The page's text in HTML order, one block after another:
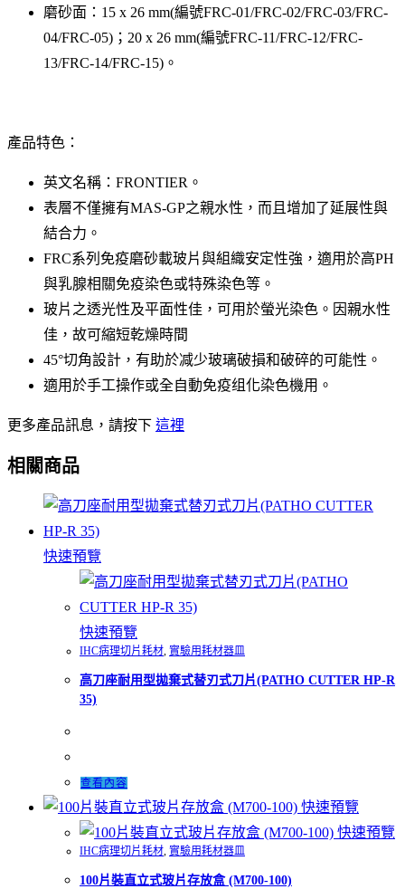
磨砂面：15 x 26 mm(編號FRC-01/FRC-02/FRC-03/FRC-
04/FRC-05)；20 x 26 mm(編號FRC-11/FRC-12/FRC-
13/FRC-14/FRC-15)。
產品特色：
英文名稱：FRONTIER。
表層不僅擁有MAS-GP之親水性，而且增加了延展性與
結合力。
FRC系列免疫磨砂載玻片與組織安定性強，適用於高PH
與乳腺相關免疫染色或特殊染色等。
玻片之透光性及平面性佳，可用於螢光染色。因親水性
佳，故可縮短乾燥時間
45°切角設計，有助於减少玻璃破損和破碎的可能性。
適用於手工操作或全自動免疫组化染色機用。
更多產品訊息，請按下 這裡
相關商品
快速預覽
快速預覽
IHC病理切片耗材, 實驗用耗材器皿
高刀座耐用型拋棄式替刃式刀片(PATHO CUTTER HP-R
35)
查看內容
快速預覽
快速預覽
IHC病理切片耗材, 實驗用耗材器皿
100片裝直立式玻片存放盒 (M700-100)